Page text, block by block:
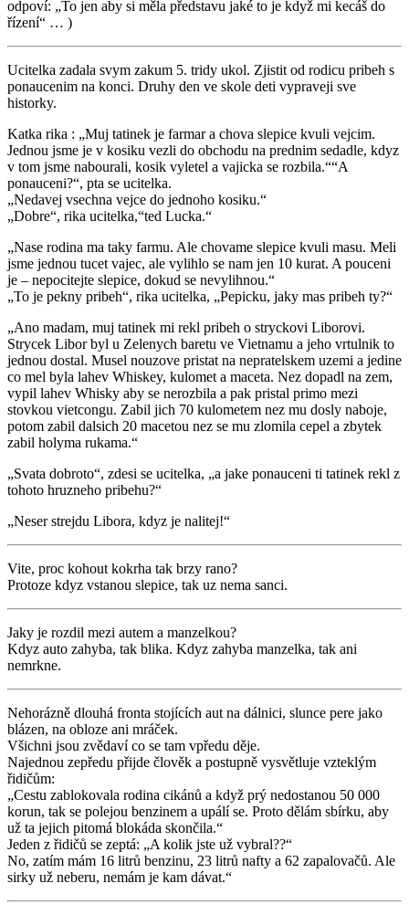
odpoví: „To jen aby si měla představu jaké to je když mi kecáš do
řízení“ … )
Ucitelka zadala svym zakum 5. tridy ukol. Zjistit od rodicu pribeh s
ponaucenim na konci. Druhy den ve skole deti vypraveji sve
historky.
Katka rika : „Muj tatinek je farmar a chova slepice kvuli vejcim.
Jednou jsme je v kosiku vezli do obchodu na prednim sedadle, kdyz
v tom jsme nabourali, kosik vyletel a vajicka se rozbila.““A
ponauceni?“, pta se ucitelka.
„Nedavej vsechna vejce do jednoho kosiku.“
„Dobre“, rika ucitelka,“ted Lucka.“
„Nase rodina ma taky farmu. Ale chovame slepice kvuli masu. Meli
jsme jednou tucet vajec, ale vylihlo se nam jen 10 kurat. A pouceni
je – nepocitejte slepice, dokud se nevylihnou.“
„To je pekny pribeh“, rika ucitelka, „Pepicku, jaky mas pribeh ty?“
„Ano madam, muj tatinek mi rekl pribeh o stryckovi Liborovi.
Strycek Libor byl u Zelenych baretu ve Vietnamu a jeho vrtulnik to
jednou dostal. Musel nouzove pristat na nepratelskem uzemi a jedine
co mel byla lahev Whiskey, kulomet a maceta. Nez dopadl na zem,
vypil lahev Whisky aby se nerozbila a pak pristal primo mezi
stovkou vietcongu. Zabil jich 70 kulometem nez mu dosly naboje,
potom zabil dalsich 20 macetou nez se mu zlomila cepel a zbytek
zabil holyma rukama.“
„Svata dobroto“, zdesi se ucitelka, „a jake ponauceni ti tatinek rekl z
tohoto hruzneho pribehu?“
„Neser strejdu Libora, kdyz je nalitej!“
Vite, proc kohout kokrha tak brzy rano?
Protoze kdyz vstanou slepice, tak uz nema sanci.
Jaky je rozdil mezi autem a manzelkou?
Kdyz auto zahyba, tak blika. Kdyz zahyba manzelka, tak ani
nemrkne.
Nehorázně dlouhá fronta stojících aut na dálnici, slunce pere jako
blázen, na obloze ani mráček.
Všichni jsou zvědaví co se tam vpředu děje.
Najednou zepředu přijde člověk a postupně vysvětluje vzteklým
řidičům:
„Cestu zablokovala rodina cikánů a když prý nedostanou 50 000
korun, tak se polejou benzinem a upálí se. Proto dělám sbírku, aby
už ta jejich pitomá blokáda skončila.“
Jeden z řidičů se zeptá: „A kolik jste už vybral??“
No, zatím mám 16 litrů benzinu, 23 litrů nafty a 62 zapalovačů. Ale
sirky už neberu, nemám je kam dávat.“